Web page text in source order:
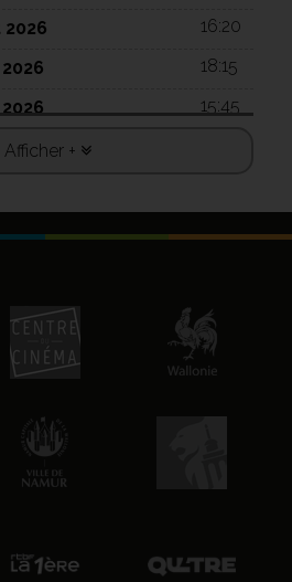
2026
16:20
18:15
15:45
2026
Afficher +